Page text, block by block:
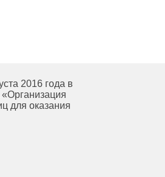
2016 года в
для оказания